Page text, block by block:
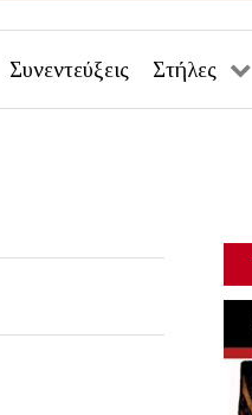
Συνεντεύξεις Στήλες